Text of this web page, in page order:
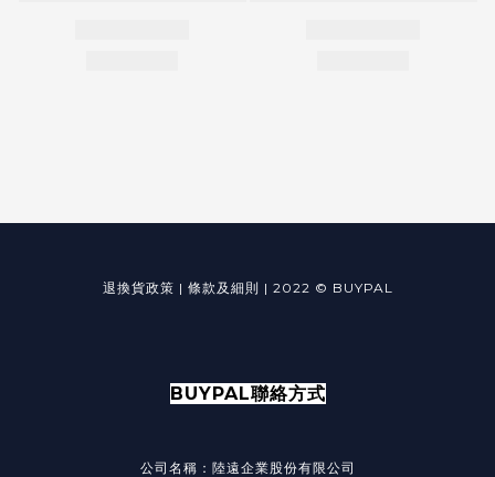
退換貨政策 | 條款及細則 | 2022 © BUYPAL
BUYPAL聯絡方式
公司名稱：陸遠企業股份有限公司